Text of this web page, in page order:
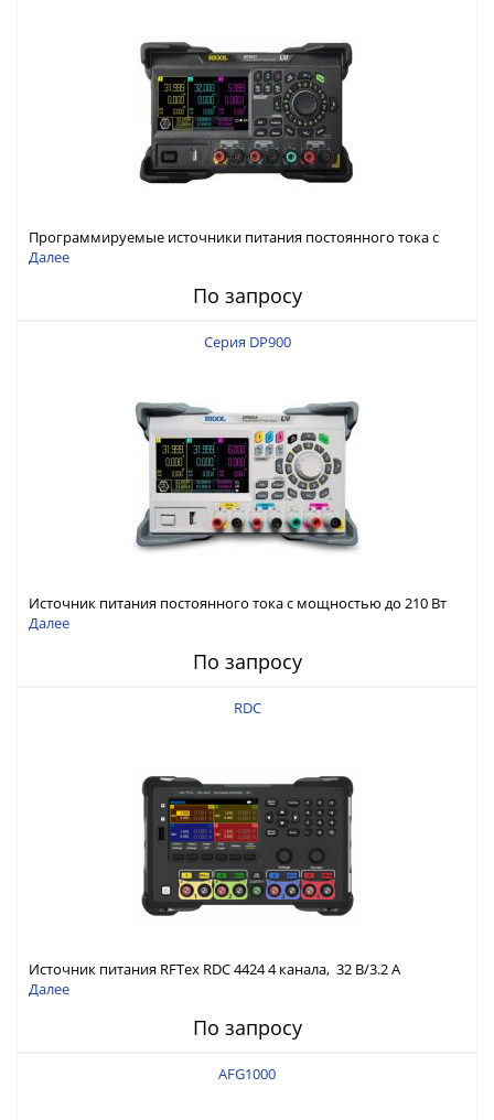
Программируемые источники питания постоянного тока с
мощностью 222 Вт, 3 канала
Далее
По запросу
Серия DP900
Источник питания постоянного тока с мощностью до 210 Вт
Далее
По запросу
RDC
Источник питания RFTex RDC 4424 4 канала, 32 В/3.2 А
Далее
По запросу
AFG1000